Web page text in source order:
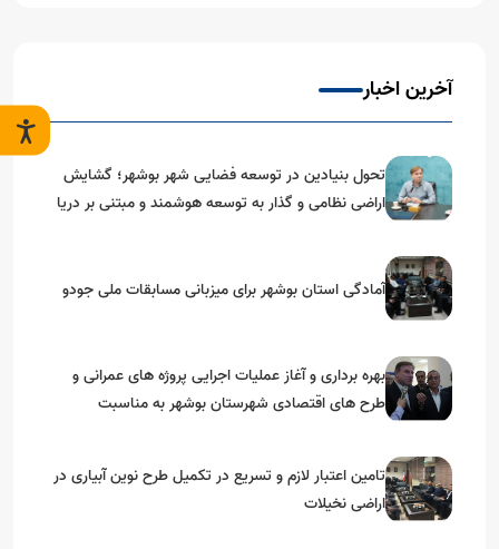
آخرین اخبار
تحول بنیادین در توسعه فضایی شهر بوشهر؛ گشایش
اراضی نظامی و گذار به توسعه هوشمند و مبتنی بر دریا
آمادگی استان بوشهر برای میزبانی مسابقات ملی جودو
بهره برداری و آغاز عملیات اجرایی پروژه های عمرانی و
طرح های اقتصادی شهرستان بوشهر به مناسبت
تامین اعتبار لازم و تسریع در تکمیل طرح نوین آبیاری در
اراضی نخیلات